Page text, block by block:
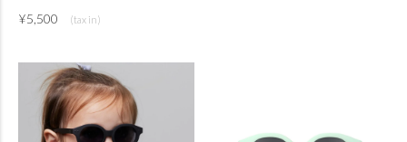
¥5,500